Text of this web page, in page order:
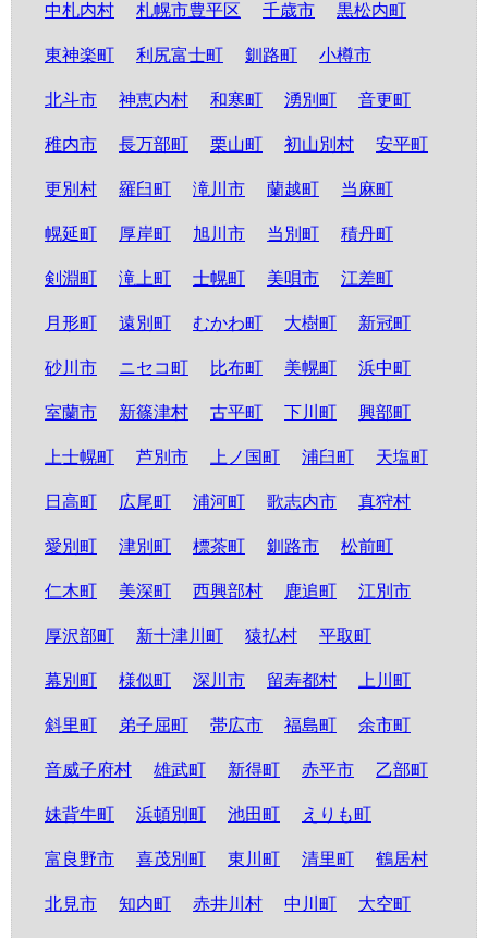
中札内村 札幌市豊平区 千歳市 黒松内町
東神楽町 利尻富士町 釧路町 小樽市
北斗市 神恵内村 和寒町 湧別町 音更町
稚内市 長万部町 栗山町 初山別村 安平町
更別村 羅臼町 滝川市 蘭越町 当麻町
幌延町 厚岸町 旭川市 当別町 積丹町
剣淵町 滝上町 士幌町 美唄市 江差町
月形町 遠別町 むかわ町 大樹町 新冠町
砂川市 ニセコ町 比布町 美幌町 浜中町
室蘭市 新篠津村 古平町 下川町 興部町
上士幌町 芦別市 上ノ国町 浦臼町 天塩町
日高町 広尾町 浦河町 歌志内市 真狩村
愛別町 津別町 標茶町 釧路市 松前町
仁木町 美深町 西興部村 鹿追町 江別市
厚沢部町 新十津川町 猿払村 平取町
幕別町 様似町 深川市 留寿都村 上川町
斜里町 弟子屈町 帯広市 福島町 余市町
音威子府村 雄武町 新得町 赤平市 乙部町
妹背牛町 浜頓別町 池田町 えりも町
富良野市 喜茂別町 東川町 清里町 鶴居村
北見市 知内町 赤井川村 中川町 大空町